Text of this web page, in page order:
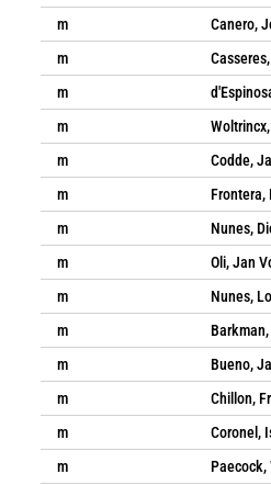
m
Canero,
m
m
m
m
Codde,
m
Frontera,
m
Nunes,
m
Oli, Jan
m
Nunes,
m
m
Bueno,
m
Chillon,
m
Coronel,
m
Paecock,